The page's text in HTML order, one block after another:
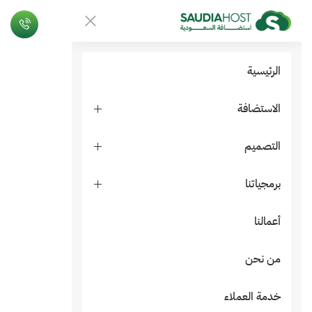
الرئيسية
الاستضافة
التصميم
برمجياتنا
أعمالنا
من نحن
خدمة العملاء